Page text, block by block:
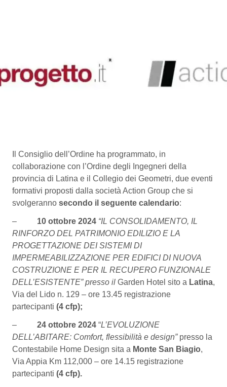
Il Consiglio dell’Ordine ha programmato, in
collaborazione con l’Ordine degli Ingegneri della
provincia di Latina e il Collegio dei Geometri, due eventi
formativi proposti dalla società Action Group che si
svolgeranno secondo il seguente calendario:
– 10 ottobre 2024 “IL CONSOLIDAMENTO, IL
RINFORZO DEL PATRIMONIO EDILIZIO E LA
PROGETTAZIONE DEI SISTEMI DI
IMPERMEABILIZZAZIONE PER EDIFICI DI NUOVA
COSTRUZIONE E PER IL RECUPERO FUNZIONALE
DELL’ESISTENTE”presso il Garden Hotel sito a Latina,
Via del Lido n. 129 – ore 13.45 registrazione
partecipanti (4 cfp);
– 24 ottobre 2024 “L’EVOLUZIONE
DELL’ABITARE: Comfort, flessibilità e design” presso la
Contestabile Home Design sita a Monte San Biagio,
Via Appia Km 112,000 – ore 14.15 registrazione
partecipanti (4 cfp).